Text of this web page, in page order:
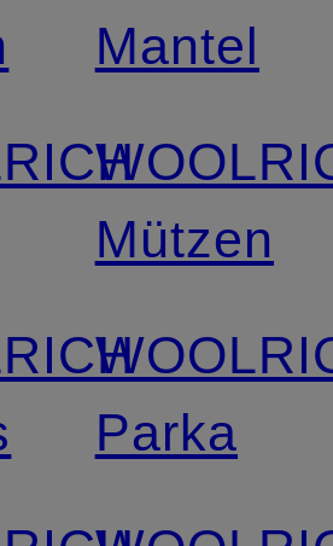
Mantel
Mützen
Parka